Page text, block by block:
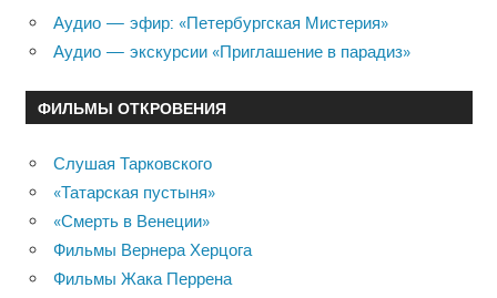
Аудио — эфир: «Петербургская Мистерия»
Аудио — экскурсии «Приглашение в парадиз»
ФИЛЬМЫ ОТКРОВЕНИЯ
Слушая Тарковского
«Татарская пустыня»
«Смерть в Венеции»
Фильмы Вернера Херцога
Фильмы Жака Перрена